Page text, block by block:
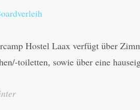
Hostel Laax verfügt über
toiletten, sowie über eine